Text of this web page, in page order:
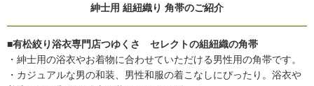
紳士用 組紐織り 角帯のご紹介
■有松絞り浴衣専門店つゆくさ セレクトの組紐織の角帯
・紳士用の浴衣やお着物に合わせていただける男性用の角帯です。
・カジュアルな男の和装、男性和服の着こなしにぴったり。浴衣や